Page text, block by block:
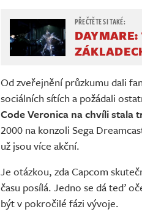
DAYMARE:
Od zveřejnění průzkumu dali
sociálních sítích a požádali
Code Veronica na chvíli stala
2000 na konzoli Sega
už jsou více akční.
Je otázkou, zda Capcom
času posílá. Jedno se dá teď
být v pokročilé fázi vývoje.